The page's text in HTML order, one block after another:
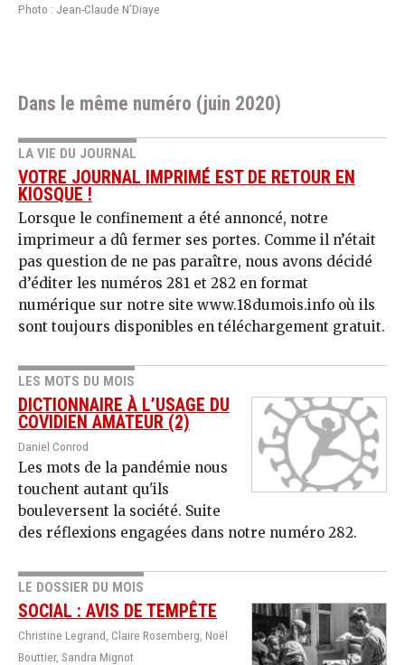
Photo : Jean-Claude N’Diaye
Dans le même numéro (juin 2020)
LA VIE DU JOURNAL
VOTRE JOURNAL IMPRIMÉ EST DE RETOUR EN
KIOSQUE !
Lorsque le confinement a été annoncé, notre
imprimeur a dû fermer ses portes. Comme il n’était
pas question de ne pas paraître, nous avons décidé
d’éditer les numéros 281 et 282 en format
numérique sur notre site www.18dumois.info où ils
sont toujours disponibles en téléchargement gratuit.
LES MOTS DU MOIS
DICTIONNAIRE À L’USAGE DU
COVIDIEN AMATEUR (2)
Daniel Conrod
Les mots de la pandémie nous
touchent autant qu'ils
bouleversent la société. Suite
des réflexions engagées dans notre numéro 282.
LE DOSSIER DU MOIS
SOCIAL : AVIS DE TEMPÊTE
Christine Legrand, Claire Rosemberg, Noël
Bouttier, Sandra Mignot